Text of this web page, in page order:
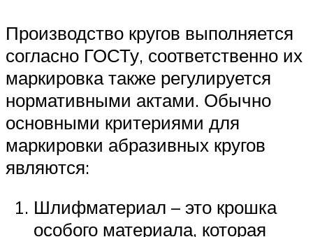
Производство кругов выполняется
согласно ГОСТу, соответственно их
маркировка также регулируется
нормативными актами. Обычно
основными критериями для
маркировки абразивных кругов
являются:
Шлифматериал – это крошка
особого материала, которая